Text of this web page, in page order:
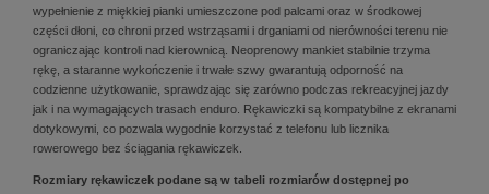
wypełnienie z miękkiej pianki umieszczone pod palcami oraz w środkowej
części dłoni, co chroni przed wstrząsami i drganiami od nierówności terenu nie
ograniczając kontroli nad kierownicą. Neoprenowy mankiet stabilnie trzyma
rękę, a staranne wykończenie i trwałe szwy gwarantują odporność na
codzienne użytkowanie, sprawdzając się zarówno podczas rekreacyjnej jazdy
jak i na wymagających trasach enduro. Rękawiczki są kompatybilne z ekranami
dotykowymi, co pozwala wygodnie korzystać z telefonu lub licznika
rowerowego bez ściągania rękawiczek.
Rozmiary rękawiczek podane są w tabeli rozmiarów dostępnej po